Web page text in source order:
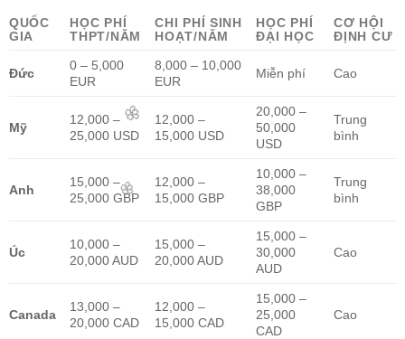
🌸
🌸
QUỐC
GIA
HỌC PHÍ
THPT/NĂM
CHI PHÍ SINH
HOẠT/NĂM
HỌC PHÍ
ĐẠI HỌC
CƠ HỘI
ĐỊNH CƯ
Đức
0 – 5,000
EUR
8,000 – 10,000
EUR
Miễn phí Cao
Mỹ
12,000 –
25,000 USD
12,000 –
15,000 USD
20,000 –
50,000
USD
Trung
bình
Anh
15,000 –
25,000 GBP
12,000 –
15,000 GBP
10,000 –
38,000
GBP
Trung
bình
Úc
10,000 –
20,000 AUD
15,000 –
20,000 AUD
15,000 –
30,000
AUD
Cao
Canada
13,000 –
20,000 CAD
12,000 –
15,000 CAD
15,000 –
25,000
CAD
Cao